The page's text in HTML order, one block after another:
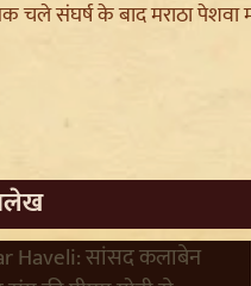
संघर्ष के बाद मराठा पेशवा